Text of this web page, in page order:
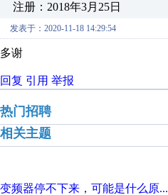
注册：2018年3月25日
发表于：2020-11-18 14:29:54
多谢
回复 引用 举报
热门招聘
相关主题
变频器停不下来，可能是什么原...